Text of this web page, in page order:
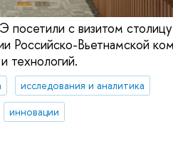
с визитом столицу
Российско-Вьетнамской
технологий.
исследования и аналитика
инновации